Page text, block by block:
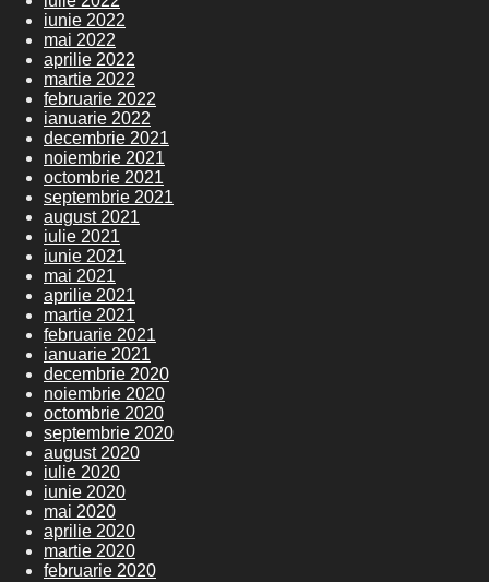
iunie 2022
mai 2022
aprilie 2022
martie 2022
februarie 2022
ianuarie 2022
decembrie 2021
noiembrie 2021
octombrie 2021
septembrie 2021
august 2021
iulie 2021
iunie 2021
mai 2021
aprilie 2021
martie 2021
februarie 2021
ianuarie 2021
decembrie 2020
noiembrie 2020
octombrie 2020
septembrie 2020
august 2020
iulie 2020
iunie 2020
mai 2020
aprilie 2020
martie 2020
februarie 2020